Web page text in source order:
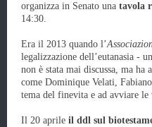
organizza in Senato una tavola
14:30.
Era il 2013 quando l’
legalizzazione dell’eutanasia -
non è stata mai discussa, ma
come Dominique Velati,
tema del finevita e ad avviare
Il 20 aprile il ddl sul